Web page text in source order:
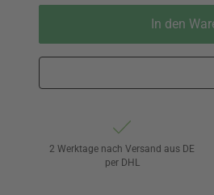
In den
2 Werktage nach Versand aus DE
per DHL